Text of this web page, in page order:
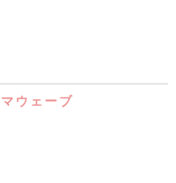
ウェーブ